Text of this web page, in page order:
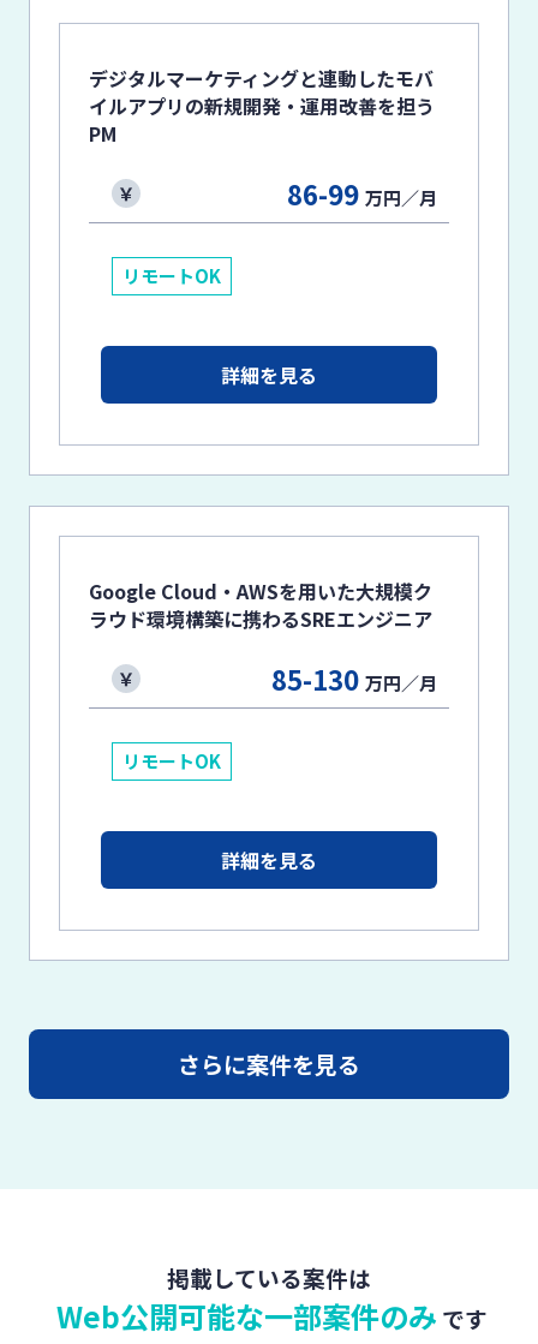
デジタルマーケティングと連動したモバ
イルアプリの新規開発・運用改善を担う
PM
86-99万円／月
リモートOK
詳細を見る
Google Cloud・AWSを用いた大規模ク
ラウド環境構築に携わるSREエンジニア
85-130万円／月
リモートOK
詳細を見る
さらに案件を見る
掲載している案件は
Web公開可能な一部案件のみ です